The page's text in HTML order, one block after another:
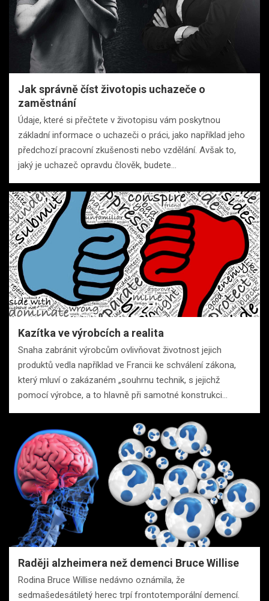
Jak správně číst životopis uchazeče o
zaměstnání
Údaje, které si přečtete v životopisu vám poskytnou
základní informace o uchazeči o práci, jako například jeho
předchozí pracovní zkušenosti nebo vzdělání. Avšak to,
jaký je uchazeč opravdu člověk, budete…
Kazítka ve výrobcích a realita
Snaha zabránit výrobcům ovlivňovat životnost jejich
produktů vedla například ve Francii ke schválení zákona,
který mluví o zakázaném „souhrnu technik, s jejichž
pomocí výrobce, a to hlavně při samotné konstrukci…
Raději alzheimera než demenci Bruce Willise
Rodina Bruce Willise nedávno oznámila, že
sedmašedesátiletý herec trpí frontotemporální demencí.